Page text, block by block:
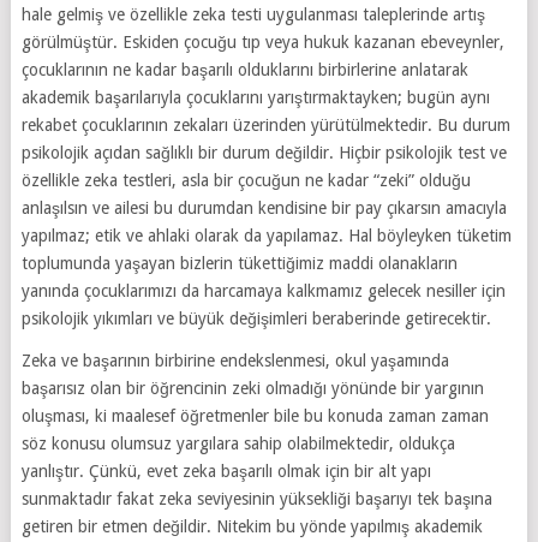
hale gelmiş ve özellikle zeka testi uygulanması taleplerinde artış
görülmüştür. Eskiden çocuğu tıp veya hukuk kazanan ebeveynler,
çocuklarının ne kadar başarılı olduklarını birbirlerine anlatarak
akademik başarılarıyla çocuklarını yarıştırmaktayken; bugün aynı
rekabet çocuklarının zekaları üzerinden yürütülmektedir. Bu durum
psikolojik açıdan sağlıklı bir durum değildir. Hiçbir psikolojik test ve
özellikle zeka testleri, asla bir çocuğun ne kadar “zeki” olduğu
anlaşılsın ve ailesi bu durumdan kendisine bir pay çıkarsın amacıyla
yapılmaz; etik ve ahlaki olarak da yapılamaz. Hal böyleyken tüketim
toplumunda yaşayan bizlerin tükettiğimiz maddi olanakların
yanında çocuklarımızı da harcamaya kalkmamız gelecek nesiller için
psikolojik yıkımları ve büyük değişimleri beraberinde getirecektir.
Zeka ve başarının birbirine endekslenmesi, okul yaşamında
başarısız olan bir öğrencinin zeki olmadığı yönünde bir yargının
oluşması, ki maalesef öğretmenler bile bu konuda zaman zaman
söz konusu olumsuz yargılara sahip olabilmektedir, oldukça
yanlıştır. Çünkü, evet zeka başarılı olmak için bir alt yapı
sunmaktadır fakat zeka seviyesinin yüksekliği başarıyı tek başına
getiren bir etmen değildir. Nitekim bu yönde yapılmış akademik